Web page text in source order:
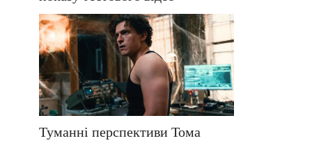
Туманні перспективи Тома